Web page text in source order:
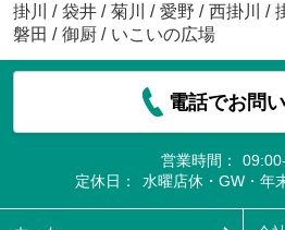
掛川
/ 袋井 / 菊川 / 愛野 / 西掛川 /
磐田 / 御厨 / いこいの広場
電話でお問
営業時間：
定休日：
水曜店休・GW・年